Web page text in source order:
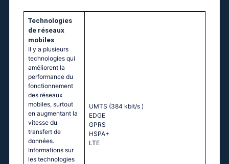
Technologies
de réseaux
mobiles
Il y a plusieurs
technologies qui
améliorent la
performance du
fonctionnement
des réseaux
mobiles, surtout
en augmentant la
vitesse du
transfert de
données.
Informations sur
les technologies
UMTS (384 kbit/s )
EDGE
GPRS
HSPA+
LTE